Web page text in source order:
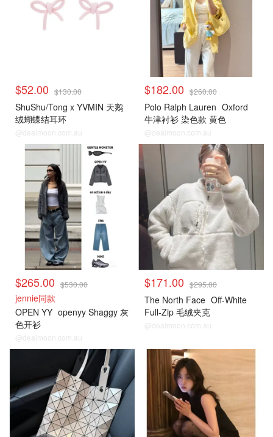
$52.00 $130.00
ShuShu/Tong x YVMIN 天鹅
绒蝴蝶结耳环
@dealmoon.com.au
$182.00 $260.00
Polo Ralph Lauren Oxford
牛津衬衫 染色款 黄色
@dealmoon.com.au
$265.00 $530.00
jennie同款
OPEN YY openyy Shaggy 灰
色开衫
@dealmoon.com.au
$171.00 $295.00
The North Face Off-White
Full-Zip 毛绒夹克
@dealmoon.com.au